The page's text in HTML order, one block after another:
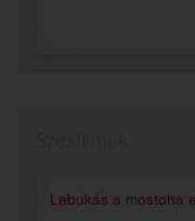
Lebukás a mostoha